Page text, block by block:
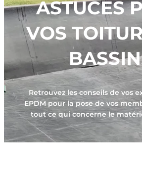
f
ASTUCES
VOS
Retrouvez les conseils de vos
EPDM pour la pose de vos
tout ce qui concerne le